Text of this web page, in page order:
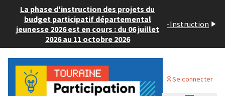
La phase d'instruction des projets du
budget participatif départemental
jeunesse 2026 est en cours : du 06 juillet
2026 au 11 octobre 2026
-Instruction
Se connecter